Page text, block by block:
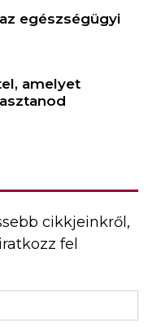
egészségügyi
amelyet
cikkjeinkről,
fel